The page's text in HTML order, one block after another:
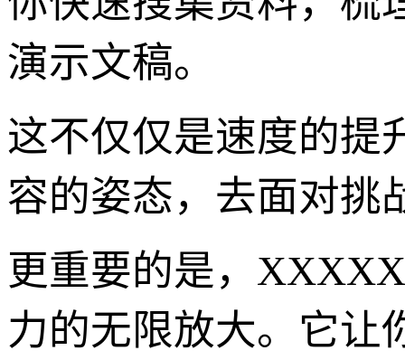
演示文稿。
这不仅仅是速度的提
容的姿态，去面对挑
更重要的是，
力的无限放大。它让